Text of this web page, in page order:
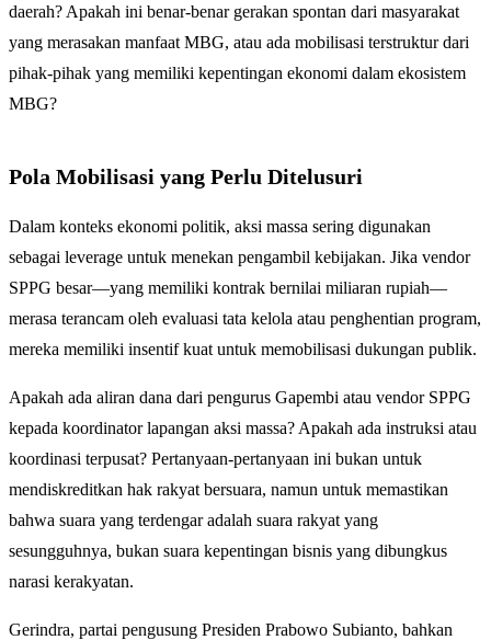
daerah? Apakah ini benar-benar gerakan spontan dari masyarakat
yang merasakan manfaat MBG, atau ada mobilisasi terstruktur dari
pihak-pihak yang memiliki kepentingan ekonomi dalam ekosistem
MBG?
Pola Mobilisasi yang Perlu Ditelusuri
Dalam konteks ekonomi politik, aksi massa sering digunakan
sebagai leverage untuk menekan pengambil kebijakan. Jika vendor
SPPG besar—yang memiliki kontrak bernilai miliaran rupiah—
merasa terancam oleh evaluasi tata kelola atau penghentian program,
mereka memiliki insentif kuat untuk memobilisasi dukungan publik.
Apakah ada aliran dana dari pengurus Gapembi atau vendor SPPG
kepada koordinator lapangan aksi massa? Apakah ada instruksi atau
koordinasi terpusat? Pertanyaan-pertanyaan ini bukan untuk
mendiskreditkan hak rakyat bersuara, namun untuk memastikan
bahwa suara yang terdengar adalah suara rakyat yang
sesungguhnya, bukan suara kepentingan bisnis yang dibungkus
narasi kerakyatan.
Gerindra, partai pengusung Presiden Prabowo Subianto, bahkan